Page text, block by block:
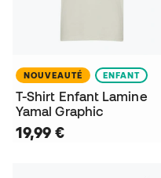
NOUVEAUTÉ ENFANT
T-Shirt Enfant Lamine
Yamal Graphic
19,99 €